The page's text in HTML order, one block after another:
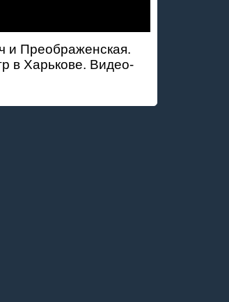
и Преображенская.
в Харькове. Видео-